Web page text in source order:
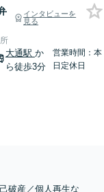
インタビューを
見る
大通駅 か
ら徒歩3分
営業時間：本
日定休日
破産／個人再生な